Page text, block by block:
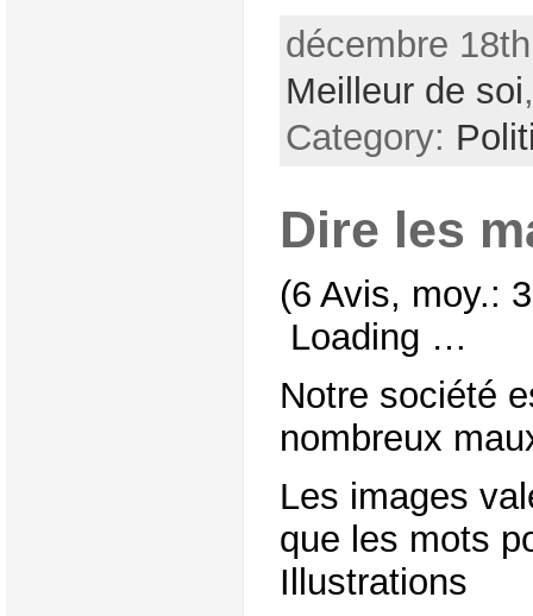
décembre
Meilleur de soi
Category:
Dire les
(6 Avis, moy.:
Loading …
Notre société
nombreux
Les images
que les mots
Illustrations